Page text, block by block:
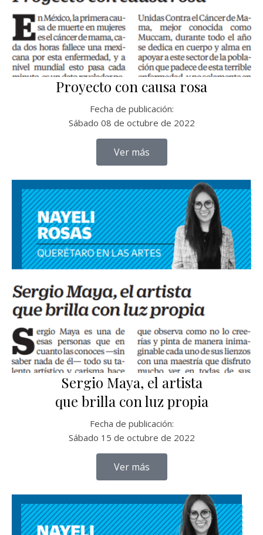
Proyecto con causa rosa
Fecha de publicación:
Sábado 08 de octubre de 2022
Ver más
Sergio Maya, el artista
que brilla con luz propia
Fecha de publicación:
Sábado 15 de octubre de 2022
Ver más